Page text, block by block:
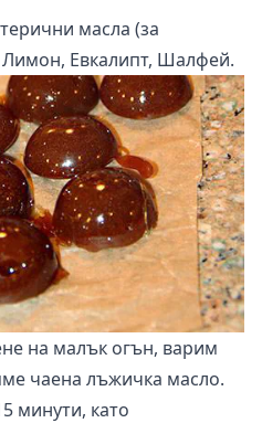
масла (за
Евкалипт, Шалфей.
на малък огън, варим
чаена лъжичка масло.
минути, като